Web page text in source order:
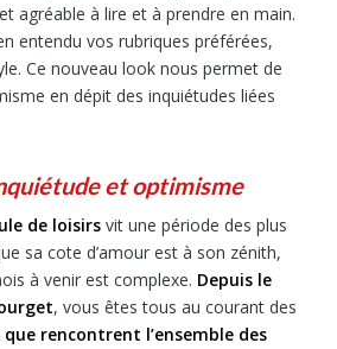
agréable à lire et à prendre en main.
entendu vos rubriques préférées,
Ce nouveau look nous permet de
en dépit des inquiétudes liées
et optimisme
de loisirsvit une période des plus
sa cote d’amour est à son zénith,
à venir est complexe. Depuis le
, vous êtes tous au courant des
rencontrent l’ensemble des